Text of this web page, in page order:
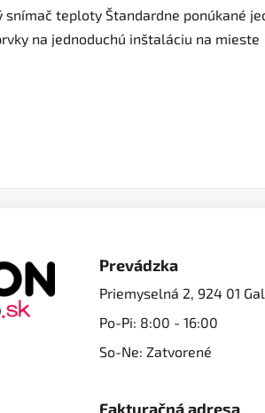
snímač teploty Štandardne ponúkané
na jednoduchú inštaláciu na mieste
Prevádzka
Priemyselná 2, 924 01
Po-Pi: 8:00 - 16:00
So-Ne: Zatvorené
Fakturačná adresa